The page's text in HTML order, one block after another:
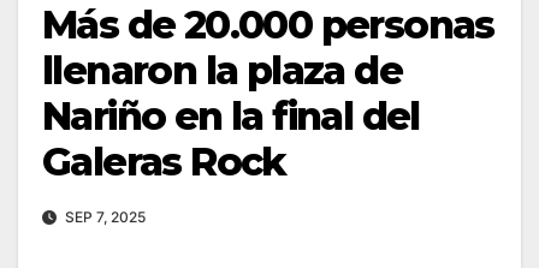
Más de 20.000 personas
llenaron la plaza de
Nariño en la final del
Galeras Rock
SEP 7, 2025